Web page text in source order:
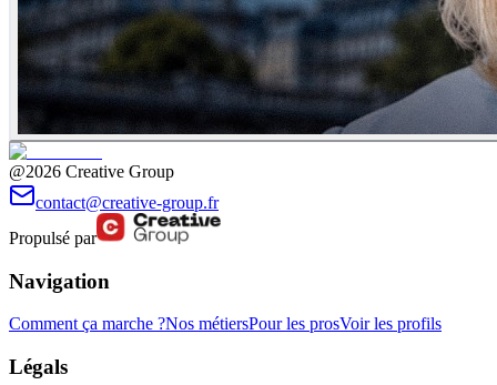
@2026 Creative Group
contact@creative-group.fr
Propulsé par
Navigation
Comment ça marche ?Nos métiersPour les prosVoir les profils
Légals